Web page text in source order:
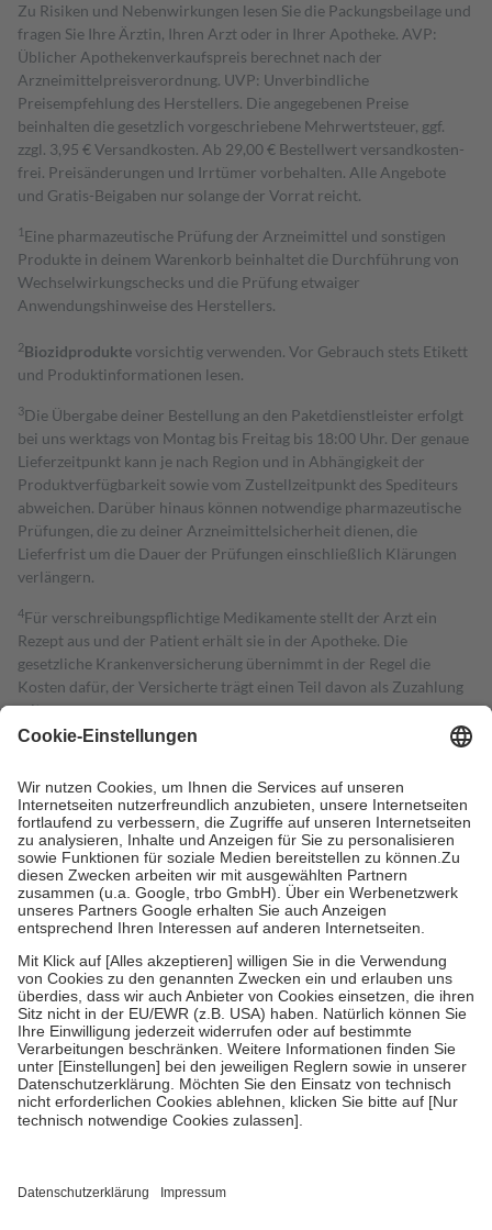
Zu Risiken und Nebenwirkungen lesen Sie die Packungsbeilage und
fragen Sie Ihre Ärztin, Ihren Arzt oder in Ihrer Apotheke. AVP:
Üblicher Apothekenverkaufspreis berechnet nach der
Arzneimittelpreisverordnung. UVP: Unverbindliche
Preisempfehlung des Herstellers. Die angegebenen Preise
beinhalten die gesetzlich vorgeschriebene Mehrwertsteuer, ggf.
zzgl. 3,95 € Versandkosten. Ab 29,00 € Bestell­wert versand­kosten­
frei. Preisänderungen und Irrtümer vorbehalten. Alle Angebote
und Gratis-Beigaben nur solange der Vorrat reicht.
1 Eine pharmazeutische Prüfung der Arzneimittel und sonstigen
Produkte in deinem Warenkorb beinhaltet die Durchführung von
Wechselwirkungschecks und die Prüfung etwaiger
Anwendungshinweise des Herstellers.
2Biozidproduktevorsichtig verwenden. Vor Gebrauch stets Etikett
und Produktinformationen lesen.
3Die Übergabe deiner Bestellung an den Paketdienstleister erfolgt
bei uns werktags von Montag bis Freitag bis 18:00 Uhr. Der genaue
Lieferzeitpunkt kann je nach Region und in Abhängigkeit der
Produktverfügbarkeit sowie vom Zustellzeitpunkt des Spediteurs
abweichen. Darüber hinaus können notwendige pharmazeutische
Prüfungen, die zu deiner Arzneimittelsicherheit dienen, die
Lieferfrist um die Dauer der Prüfungen einschließlich Klärungen
verlängern.
4Für verschreibungspflichtige Medikamente stellt der Arzt ein
Rezept aus und der Patient erhält sie in der Apotheke. Die
gesetzliche Krankenversicherung übernimmt in der Regel die
Kosten dafür, der Versicherte trägt einen Teil davon als Zuzahlung
mit.
Grundsätzlich leisten Mitglieder Zuzahlungen in Höhe von zehn
höchstens zehn Euro.
Es sind jedoch nie mehr als die tatsächlichen
Kosten der Leistung zu entrichten.
Diese Regeln gelten grundsätzlich auch für Online-Apotheken.
Bei Heilmitteln und häuslicher Krankenpflege beträgt die
Zuzahlung zehn Prozent der Kosten sowie zehn Euro je
Verordnung.
Um das Engagement der Versicherten für ihre eigene Gesundheit zu
stärken und die besondere Stellung der Familie zu unterstützen,
fallenkeine Zuzahlungenan bei:
• Kindern und Jugendlichen bis zum vollendeten 18. Lebensjahr
mit Ausnahme der Fahrkosten
• Untersuchungen zur Vorsorge und Früherkennung, die von der
GKV getragen werden
• empfohlenen Schutzimpfungen
• Harn- und Blutteststreifen
getroffen, um sicherzustellen, dass es sich um echte Bewertungen